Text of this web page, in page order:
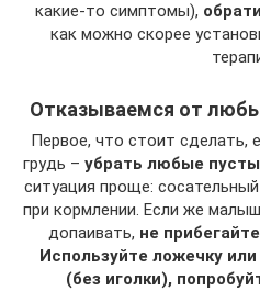
какие-то симптомы),
как можно скорее
Отказываемся от
Первое, что стоит сделать,
грудь – убрать любые
ситуация проще:
при кормлении. Если же
допаивать, не
Используйте ложечку
(без иголки),